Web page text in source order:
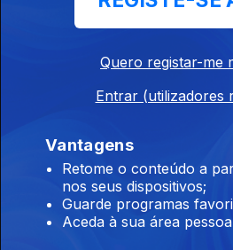
série "Eclipse" e o cine-concerto
Costa.
Teresa Vieira no Festival
Quero registar-me
Entrar (utilizadores
Vantagens
Retome o conteúdo a
nos seus dispositivos;
Guarde programas
Aceda à sua área